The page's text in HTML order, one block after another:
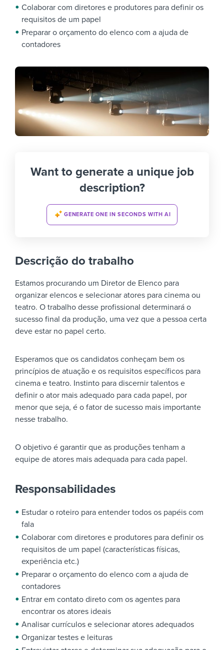
Colaborar com diretores e produtores para definir os
requisitos de um papel
Preparar o orçamento do elenco com a ajuda de
contadores
Want to generate a unique job
description?
GENERATE ONE IN SECONDS WITH AI
Descrição do trabalho
Estamos procurando um Diretor de Elenco para
organizar elencos e selecionar atores para cinema ou
teatro. O trabalho desse profissional determinará o
sucesso final da produção, uma vez que a pessoa certa
deve estar no papel certo.
Esperamos que os candidatos conheçam bem os
princípios de atuação e os requisitos específicos para
cinema e teatro. Instinto para discernir talentos e
definir o ator mais adequado para cada papel, por
menor que seja, é o fator de sucesso mais importante
nesse trabalho.
O objetivo é garantir que as produções tenham a
equipe de atores mais adequada para cada papel.
Responsabilidades
Estudar o roteiro para entender todos os papéis com
fala
Colaborar com diretores e produtores para definir os
requisitos de um papel (características físicas,
experiência etc.)
Preparar o orçamento do elenco com a ajuda de
contadores
Entrar em contato direto com os agentes para
encontrar os atores ideais
Analisar currículos e selecionar atores adequados
Organizar testes e leituras